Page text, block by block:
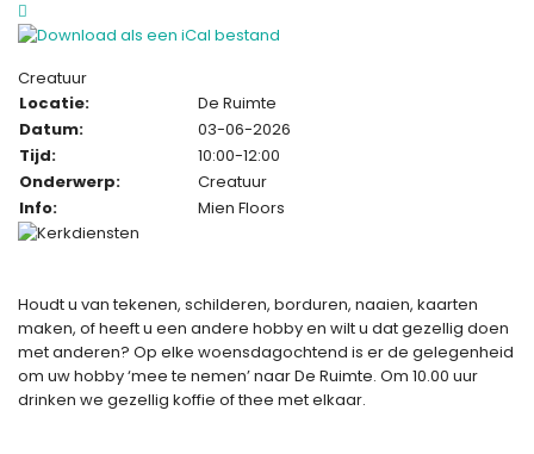
Creatuur
Locatie:
De Ruimte
Datum:
03-06-2026
Tijd:
10:00-12:00
Onderwerp:
Creatuur
Info:
Mien Floors
Houdt u van tekenen, schilderen, borduren, naaien, kaarten
maken, of heeft u een andere hobby en wilt u dat gezellig doen
met anderen? Op elke woensdagochtend is er de gelegenheid
om uw hobby ‘mee te nemen’ naar De Ruimte. Om 10.00 uur
drinken we gezellig koffie of thee met elkaar.